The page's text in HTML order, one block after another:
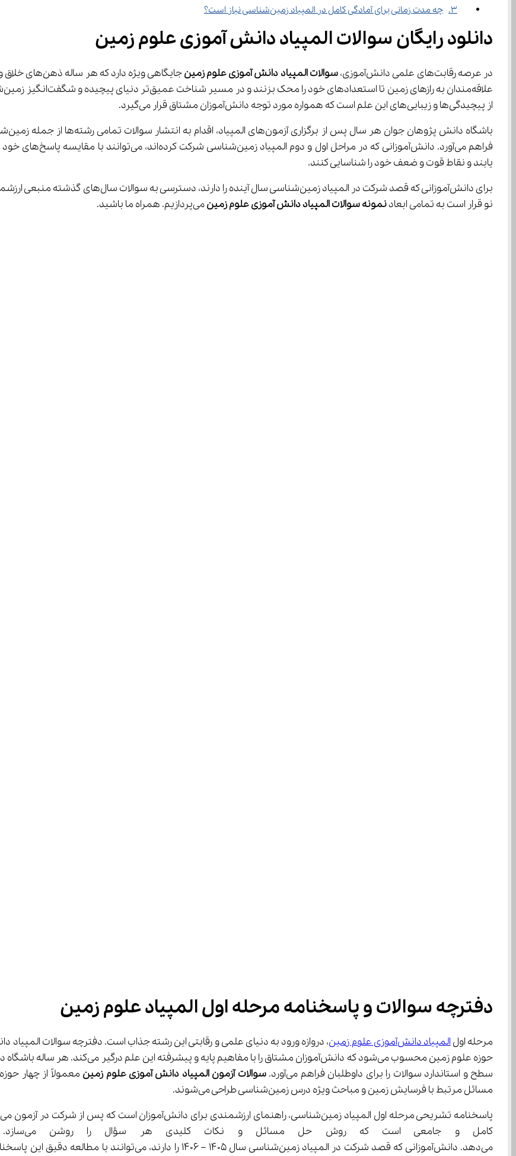
3.	چه مدت زمانی برای آمادگی کامل در المپیاد زمین‌شناسی نیاز است؟
دانلود رایگان سوالات المپیاد دانش آموزی علوم زمین
در عرصه رقابت‌های علمی دانش‌آموزی، سوالات المپیاد دانش آموزی علوم زمین
از پیچیدگی‌ها و زیبایی‌های این علم است که همواره مورد توجه دانش‌آموزان مشتاق قرار می‌گیرد.
یابند و نقاط قوت و ضعف خود را شناسایی کنند.
نو قرار است به تمامی ابعاد نمونه سوالات المپیاد دانش آموزی علوم زمین می‌پردازیم. همراه ما باشید.
دفترچه سوالات و پاسخنامه مرحله اول المپیاد علوم زمین
مرحله اول المپیاد دانش‌آموزی علوم زمین
حوزه علوم زمین محسوب می‌شود که دانش‌آموزان
سطح و استاندارد سوالات را برای داوطلبان فراهم می‌آورد.
سوالات آزمون المپیاد دانش آموزی علوم زمین
مسائل مرتبط با فرسایش زمین و مباحث ویژه درس زمین‌شناسی طراحی می‌شوند.